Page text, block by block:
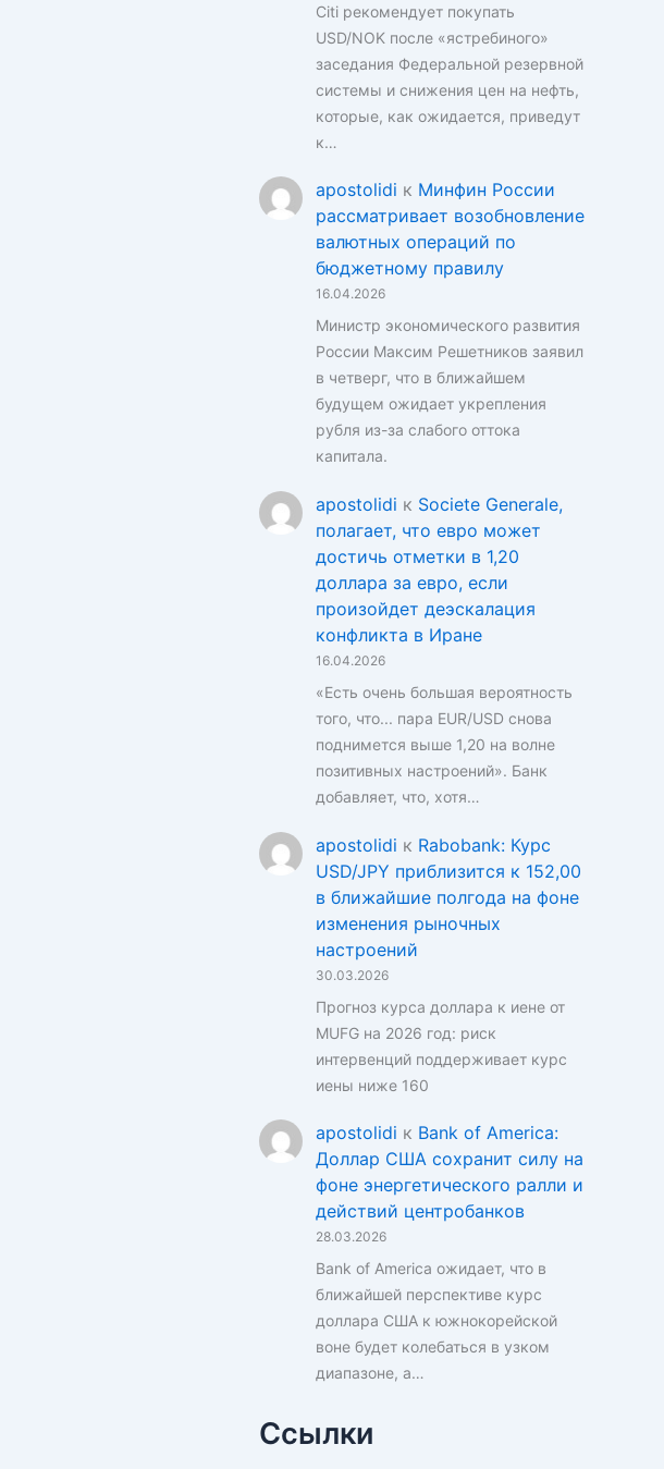
Citi рекомендует покупать
USD/NOK после «ястребиного»
заседания Федеральной резервной
системы и снижения цен на нефть,
которые, как ожидается, приведут
к…
apostolidi к Минфин России
рассматривает возобновление
валютных операций по
бюджетному правилу
16.04.2026
Министр экономического развития
России Максим Решетников заявил
в четверг, что в ближайшем
будущем ожидает укрепления
рубля из-за слабого оттока
капитала.
apostolidi к Societe Generale,
полагает, что евро может
достичь отметки в 1,20
доллара за евро, если
произойдет деэскалация
конфликта в Иране
16.04.2026
«Есть очень большая вероятность
того, что... пара EUR/USD снова
поднимется выше 1,20 на волне
позитивных настроений». Банк
добавляет, что, хотя…
apostolidi к Rabobank: Курс
USD/JPY приблизится к 152,00
в ближайшие полгода на фоне
изменения рыночных
настроений
30.03.2026
Прогноз курса доллара к иене от
MUFG на 2026 год: риск
интервенций поддерживает курс
иены ниже 160
apostolidi к Bank of America:
Доллар США сохранит силу на
фоне энергетического ралли и
действий центробанков
28.03.2026
Bank of America ожидает, что в
ближайшей перспективе курс
доллара США к южнокорейской
воне будет колебаться в узком
диапазоне, а…
Ссылки